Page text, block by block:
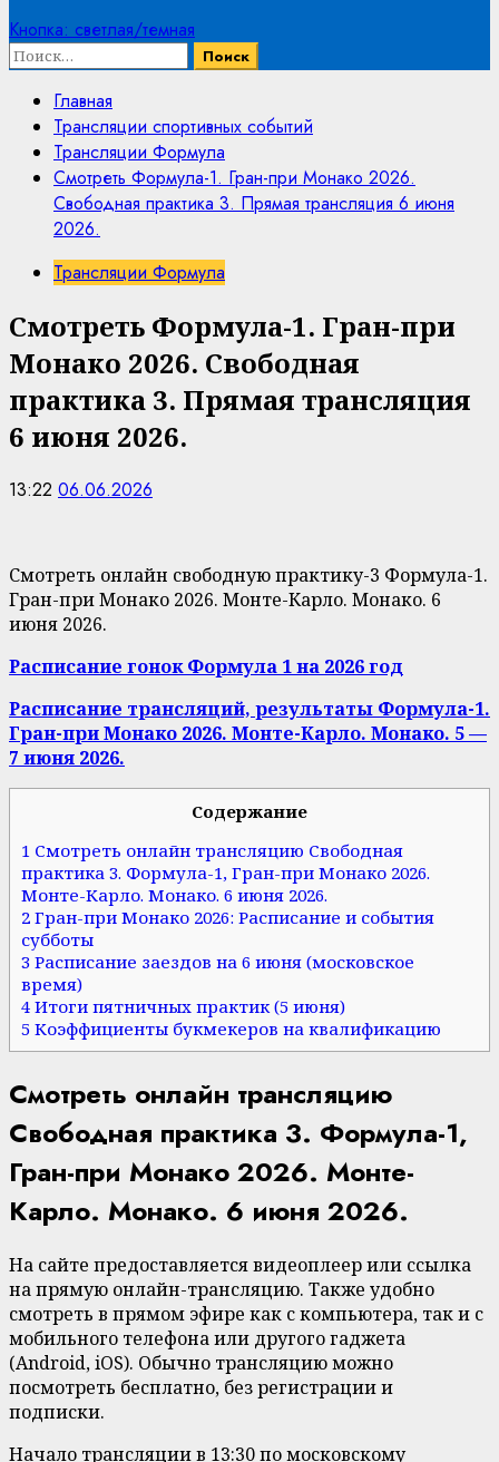
Кнопка: светлая/темная
Найти:
Главная
Трансляции спортивных событий
Трансляции Формула
Смотреть Формула-1. Гран-при Монако 2026.
Свободная практика 3. Прямая трансляция 6 июня
2026.
Трансляции Формула
Смотреть Формула-1. Гран-при
Монако 2026. Свободная
практика 3. Прямая трансляция
6 июня 2026.
13:22 06.06.2026
Смотреть онлайн свободную практику-3 Формула-1.
Гран-при Монако 2026. Монте-Карло. Монако. 6
июня 2026.
Расписание гонок Формула 1 на 2026 год
Расписание трансляций, результаты Формула-1.
Гран-при Монако 2026. Монте-Карло. Монако. 5 —
7 июня 2026.
Содержание
1 Смотреть онлайн трансляцию Свободная
практика 3. Формула-1, Гран-при Монако 2026.
Монте-Карло. Монако. 6 июня 2026.
2 Гран-при Монако 2026: Расписание и события
субботы
3 Расписание заездов на 6 июня (московское
время)
4 Итоги пятничных практик (5 июня)
5 Коэффициенты букмекеров на квалификацию
Смотреть онлайн трансляцию
Свободная практика 3. Формула-1,
Гран-при Монако 2026. Монте-
Карло. Монако. 6 июня 2026.
На сайте предоставляется видеоплеер или ссылка
на прямую онлайн-трансляцию. Также удобно
смотреть в прямом эфире как с компьютера, так и с
мобильного телефона или другого гаджета
(Android, iOS). Обычно трансляцию можно
посмотреть бесплатно, без регистрации и
подписки.
Начало трансляции в 13:30 по московскому